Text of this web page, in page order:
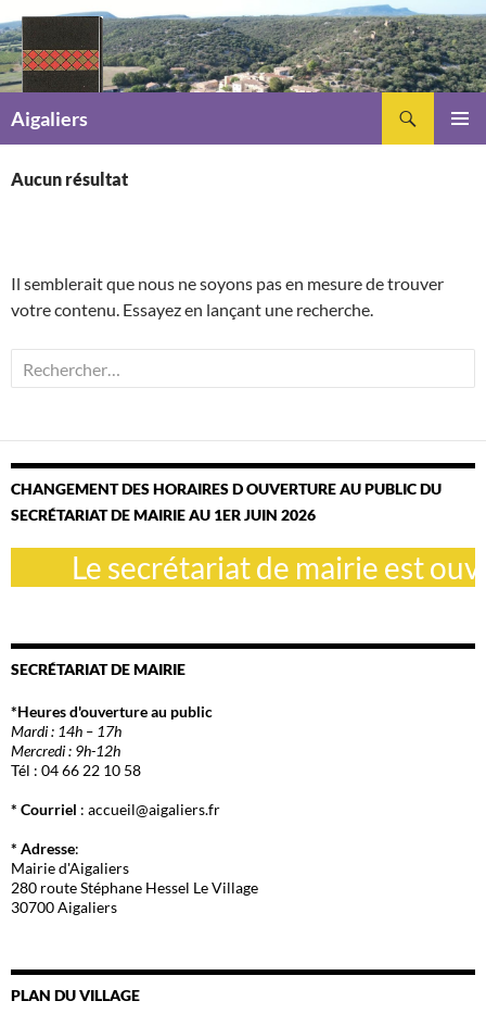
Aigaliers
CONTENU
Aucun résultat
Il semblerait que nous ne soyons pas en mesure de trouver
votre contenu. Essayez en lançant une recherche.
Rechercher :
CHANGEMENT DES HORAIRES D OUVERTURE AU PUBLIC DU
SECRÉTARIAT DE MAIRIE AU 1ER JUIN 2026
Le secrétariat de mairie est
SECRÉTARIAT DE MAIRIE
*Heures d'ouverture au public
Mardi : 14h – 17h
Mercredi : 9h-12h
Tél : 04 66 22 10 58
* Courriel : accueil@aigaliers.fr
* Adresse:
Mairie d'Aigaliers
280 route Stéphane Hessel Le Village
30700 Aigaliers
PLAN DU VILLAGE